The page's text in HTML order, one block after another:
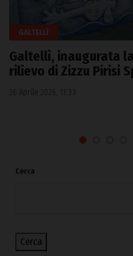
GALTELLÌ
Galtellì, inaugurata
rilievo di Zizzu Pirisi
Cerca
Cerca